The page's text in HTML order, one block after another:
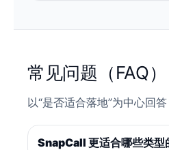
常见问题（FAQ）
以“是否适合落地”为中心回
SnapCall 更适合哪些类型